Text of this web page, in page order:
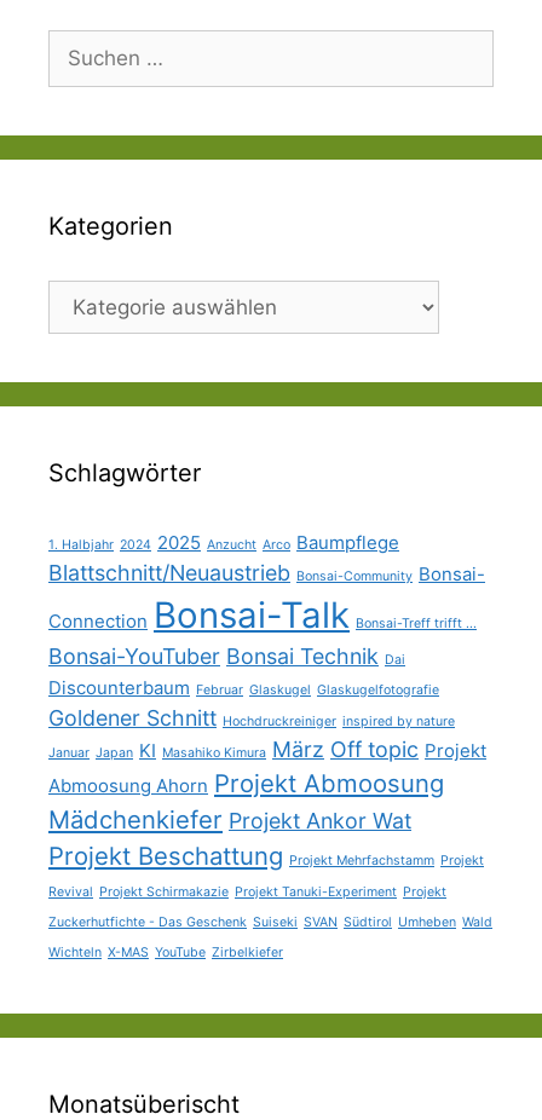
nach:
Kategorien
Kategorien
Schlagwörter
1. Halbjahr 2024 2025 Anzucht Arco Baumpflege
Blattschnitt/Neuaustrieb Bonsai-Community Bonsai-
Connection Bonsai-Talk Bonsai-Treff trifft ...
Bonsai-YouTuber Bonsai Technik Dai
Discounterbaum Februar Glaskugel Glaskugelfotografie
Goldener Schnitt Hochdruckreiniger inspired by nature
Januar Japan KI Masahiko Kimura März Off topic Projekt
Abmoosung Ahorn Projekt Abmoosung
Mädchenkiefer Projekt Ankor Wat
Projekt Beschattung Projekt Mehrfachstamm Projekt
Revival Projekt Schirmakazie Projekt Tanuki-Experiment Projekt
Zuckerhutfichte - Das Geschenk Suiseki SVAN Südtirol Umheben Wald
Wichteln X-MAS YouTube Zirbelkiefer
Monatsüberischt